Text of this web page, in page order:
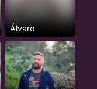
Álvaro